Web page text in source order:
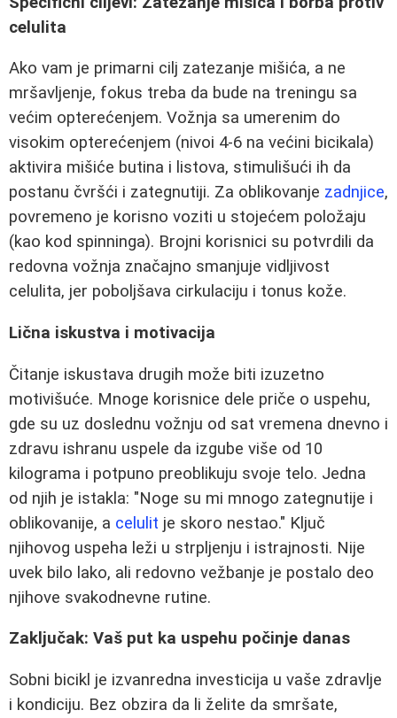
celulita
Ako vam je primarni cilj zatezanje mišića, a ne
mršavljenje, fokus treba da bude na treningu sa
većim opterećenjem. Vožnja sa umerenim do
visokim opterećenjem (nivoi 4-6 na većini bicikala)
aktivira mišiće butina i listova, stimulišući ih da
postanu čvršći i zategnutiji. Za oblikovanje zadnjice,
povremeno je korisno voziti u stojećem položaju
(kao kod spinninga). Brojni korisnici su potvrdili da
redovna vožnja značajno smanjuje vidljivost
celulita, jer poboljšava cirkulaciju i tonus kože.
Lična iskustva i motivacija
Čitanje iskustava drugih može biti izuzetno
motivišuće. Mnoge korisnice dele priče o uspehu,
gde su uz doslednu vožnju od sat vremena dnevno i
zdravu ishranu uspele da izgube više od 10
kilograma i potpuno preoblikuju svoje telo. Jedna
od njih je istakla: "Noge su mi mnogo zategnutije i
oblikovanije, a celulit je skoro nestao." Ključ
njihovog uspeha leži u strpljenju i istrajnosti. Nije
uvek bilo lako, ali redovno vežbanje je postalo deo
njihove svakodnevne rutine.
Zaključak: Vaš put ka uspehu počinje danas
Sobni bicikl je izvanredna investicija u vaše zdravlje
i kondiciju. Bez obzira da li želite da smršate,